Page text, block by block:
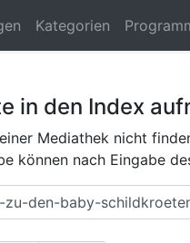
Kategorien
in den Index
Mediathek nicht
können nach Eingabe